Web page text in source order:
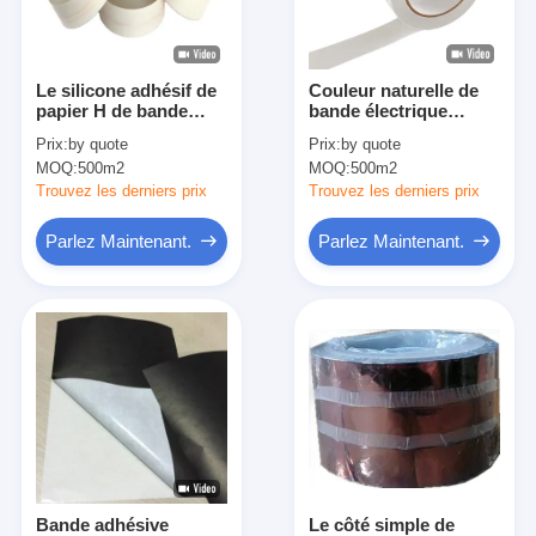
Visite d'usine
Bande adhésive d'isolation
Bande d'isolation de tissu en verre
Bande résistante à la chaleur d'isolation
Ruban adhésif de tissu en verre
Ruban adhésif de film de Polyimide
Ruban adhésif de papier d'aluminium
Le silicone adhésif de
papier H de bande
évaluent l'isolation
électrique T410 de
Nomex
Prix: by quote
MOQ:500m2
Trouvez les derniers prix
Parlez Maintenant.
Couleur naturelle de
bande électrique
d'isolation d'Aramid
de transformateur
Prix: by quote
MOQ:500m2
Trouvez les derniers prix
Parlez Maintenant.
Bande adhésive
Le côté simple de